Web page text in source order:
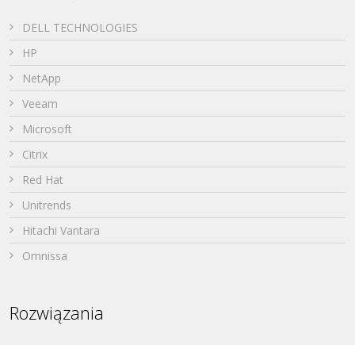
DELL TECHNOLOGIES
HP
NetApp
Veeam
Microsoft
Citrix
Red Hat
Unitrends
Hitachi Vantara
Omnissa
Rozwiązania